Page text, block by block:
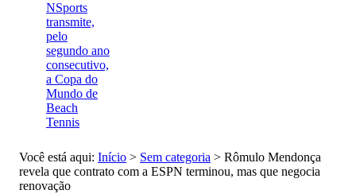
NSports
transmite,
pelo
segundo ano
consecutivo,
a Copa do
Mundo de
Beach
Tennis
Você está aqui: Início > Sem categoria > Rômulo Mendonça
revela que contrato com a ESPN terminou, mas que negocia
renovação